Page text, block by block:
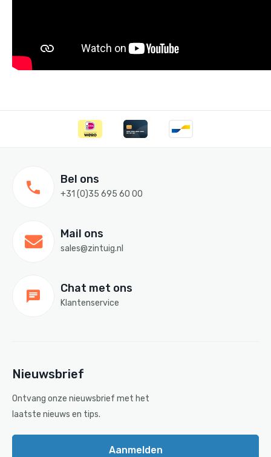
Bel ons
+31 (0)35 695 60 00
Mail ons
sales@zintuig.nl
Chat met ons
Klantenservice
Nieuwsbrief
Ontvang onze nieuwsbrief met het
laatste nieuws en tips.
Aanmelden